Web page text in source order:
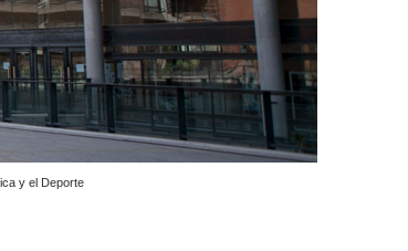
y el Deporte